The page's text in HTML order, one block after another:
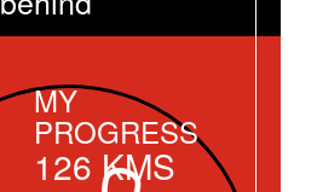
MY
PROGRESS
126 KMS